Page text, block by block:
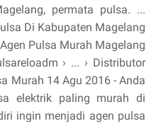
permata pulsa. ...
Di Kabupaten Magelang
Pulsa Murah Magelang
› ... › Distributor
Murah 14 Agu 2016 - Anda
elektrik paling murah di
ingin menjadi agen pulsa